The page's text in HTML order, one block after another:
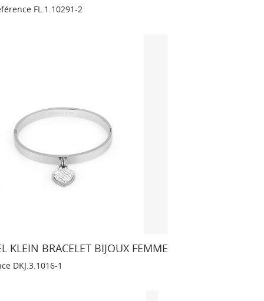
FL.1.10291-2
KLEIN BRACELET BIJOUX FEMME
DKJ.3.1016-1